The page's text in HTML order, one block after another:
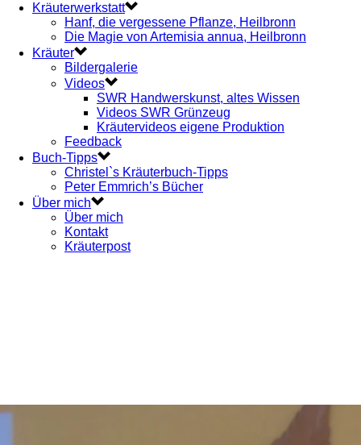
Kräuterwerkstatt
Hanf, die vergessene Pflanze, Heilbronn
Die Magie von Artemisia annua, Heilbronn
Kräuter
Bildergalerie
Videos
SWR Handwerskunst, altes Wissen
Videos SWR Grünzeug
Kräutervideos eigene Produktion
Feedback
Buch-Tipps
Christel`s Kräuterbuch-Tipps
Peter Emmrich’s Bücher
Über mich
Über mich
Kontakt
Kräuterpost